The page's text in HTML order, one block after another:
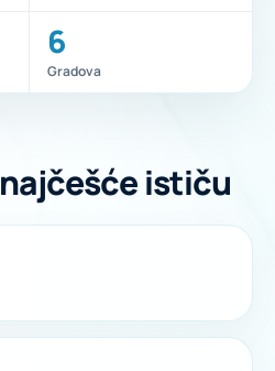
6
Gradova
ističu